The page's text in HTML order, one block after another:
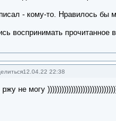
- кому-то. Нравилось бы
воспринимать прочитанное
12.04.22 22:38
ржу не могу